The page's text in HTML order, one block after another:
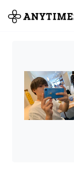
全て